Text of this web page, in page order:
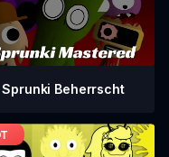
Sprunki Beherrscht